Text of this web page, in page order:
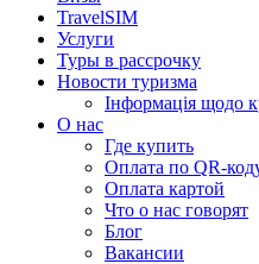
TravelSIM
Услуги
Туры в рассрочку
Новости туризма
Інформація щодо
О нас
Где купить
Оплата по QR-
Оплата картой
Что о нас говорят
Блог
Вакансии